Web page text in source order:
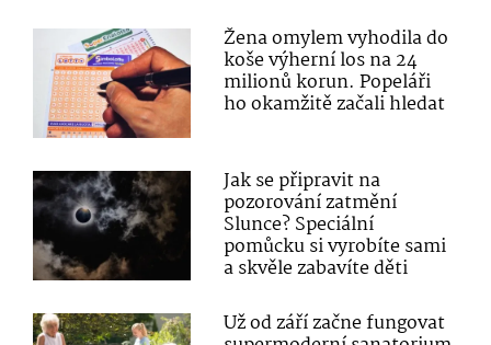
Žena omylem vyhodila do
koše výherní los na 24
milionů korun. Popeláři
ho okamžitě začali hledat
Jak se připravit na
pozorování zatmění
Slunce? Speciální
pomůcku si vyrobíte sami
a skvěle zabavíte děti
Už od září začne fungovat